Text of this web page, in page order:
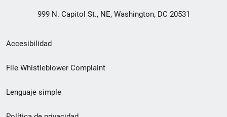
999 N. Capitol St., NE, Washington, DC 20531
Menú
de
de
Accesibilidad
File Whistleblower Complaint
Lenguaje simple